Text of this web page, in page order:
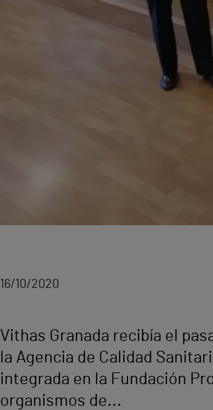
16/10/2020
Vithas Granada recibía el
la Agencia de Calidad
integrada en la Fundación
organismos de...